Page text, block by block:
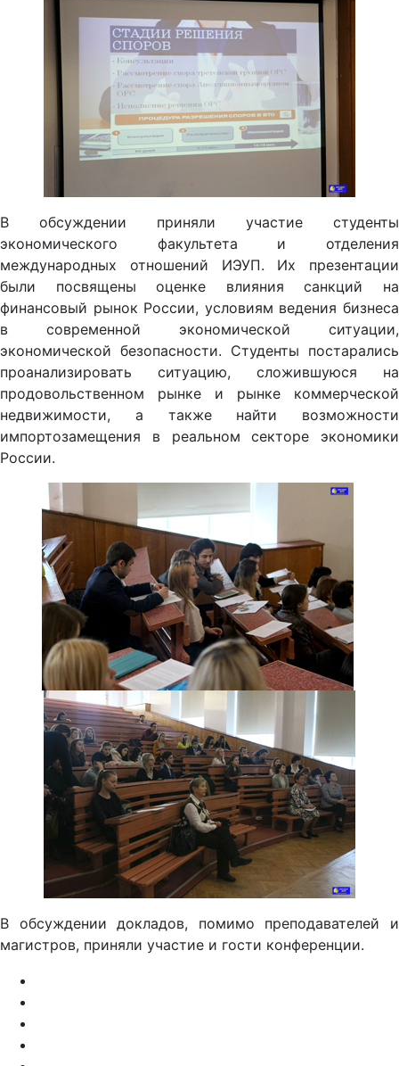
В обсуждении приняли участие студенты
экономического факультета и отделения
международных отношений ИЭУП. Их презентации
были посвящены оценке влияния санкций на
финансовый рынок России, условиям ведения бизнеса
в современной экономической ситуации,
экономической безопасности. Студенты постарались
проанализировать ситуацию, сложившуюся на
продовольственном рынке и рынке коммерческой
недвижимости, а также найти возможности
импортозамещения в реальном секторе экономики
России.
В обсуждении докладов, помимо преподавателей и
магистров, приняли участие и гости конференции.